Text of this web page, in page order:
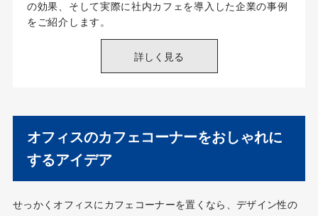
オフィスのカフェコーナーをおしゃれに
するアイデア
せっかくオフィスにカフェコーナーを置くなら、デザイン性の